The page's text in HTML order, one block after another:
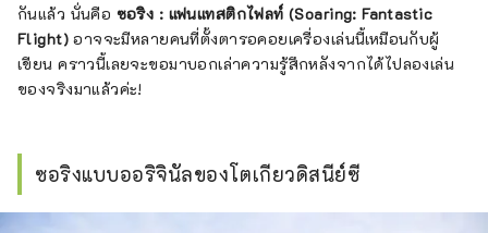
กันแล้ว นั่นคือ ซอริง : แฟนแทสติกไฟลท์ (Soaring: Fantastic
Flight)อาจจะมีหลายคนที่ตั้งตารอคอยเครื่องเล่นนี้เหมือนกับผู้
เขียน คราวนี้เลยจะขอมาบอกเล่าความรู้สึกหลังจากได้ไปลองเล่น
ของจริงมาแล้วค่ะ!
ซอริงแบบออริจินัลของโตเกียวดิสนีย์ซี